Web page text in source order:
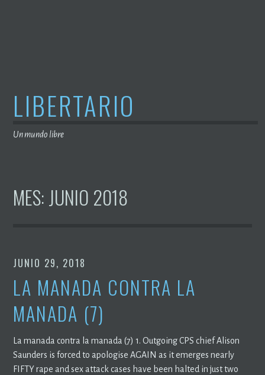
LIBERTARIO
Un mundo libre
MES: JUNIO 2018
JUNIO 29, 2018
LA MANADA CONTRA LA
MANADA (7)
La manada contra la manada (7) 1. Outgoing CPS chief Alison
Saunders is forced to apologise AGAIN as it emerges nearly
FIFTY rape and sex attack cases have been halted in just two